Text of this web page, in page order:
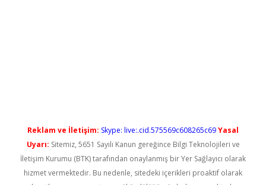
Reklam ve İletişim: Skype: live:.cid.575569c608265c69Yasal
Uyarı: Sitemiz, 5651 Sayılı Kanun gereğince Bilgi Teknolojileri ve
İletişim Kurumu (BTK) tarafından onaylanmış bir Yer Sağlayıcı olarak
hizmet vermektedir. Bu nedenle, sitedeki içerikleri proaktif olarak